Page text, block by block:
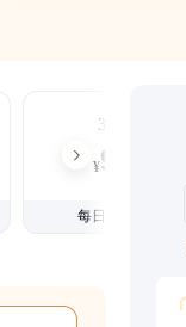
3个月
¥99
每日仅1.08元